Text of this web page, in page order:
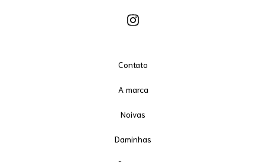
Contato
A marca
Noivas
Daminhas